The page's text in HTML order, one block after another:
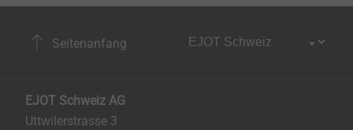
Seitenanfang
EJOT Schweiz AG
Uttwilerstrasse 3